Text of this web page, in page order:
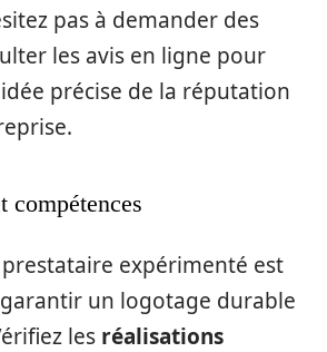
pas à demander des
les avis en ligne pour
précise de la réputation
compétences
expérimenté est
un logotage durable
les réalisations